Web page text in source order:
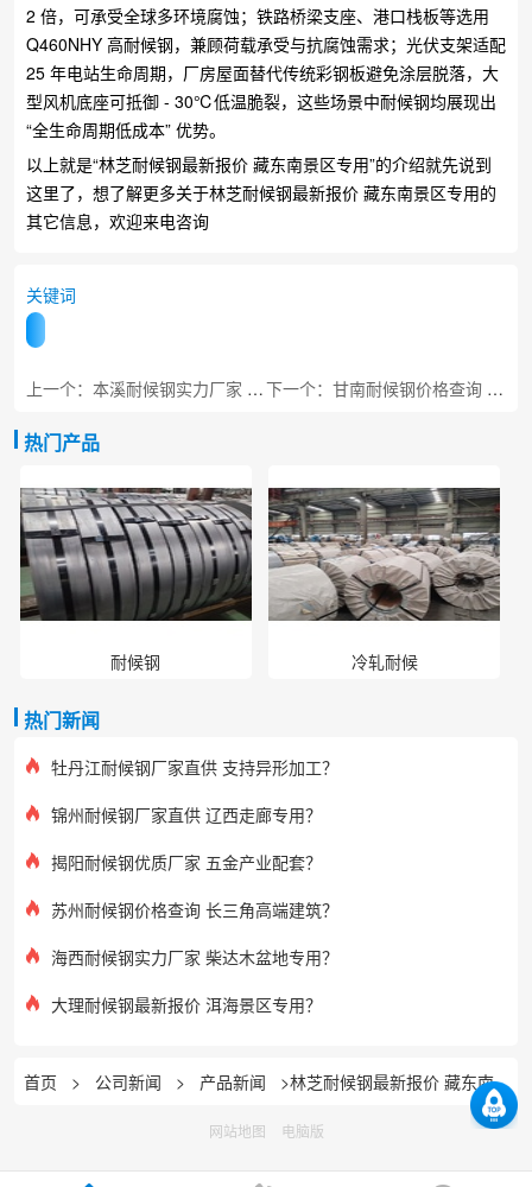
首页 > 公司新闻 > 产品新闻 >林芝耐候钢最新报价 藏东南景区专用
2 倍，可承受全球多环境腐蚀；铁路桥梁支座、港口栈板等选用
Q460NHY 高耐候钢，兼顾荷载承受与抗腐蚀需求；​光伏支架适配
25 年电站生命周期，厂房屋面替代传统彩钢板避免涂层脱落，大
型风机底座可抵御 - 30℃低温脆裂，这些场景中耐候钢均展现出
“全生命周期低成本” 优势。​
以上就是“林芝耐候钢最新报价 藏东南景区专用”的介绍就先说到
这里了，想了解更多关于林芝耐候钢最新报价 藏东南景区专用的
其它信息，欢迎来电咨询
关键词
上一个：本溪耐候钢实力厂家 工程专用板材 下一个：甘南耐候钢价格查询 藏族地区景区专用
热门产品
耐候钢 冷轧耐候
热门新闻
牡丹江耐候钢厂家直供 支持异形加工？
锦州耐候钢厂家直供 辽西走廊专用？
揭阳耐候钢优质厂家 五金产业配套？
苏州耐候钢价格查询 长三角高端建筑？
海西耐候钢实力厂家 柴达木盆地专用？
大理耐候钢最新报价 洱海景区专用？
网站地图 电脑版